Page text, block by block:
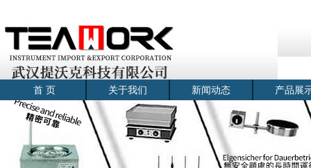
首 页 关于我们 新闻动态 产品展